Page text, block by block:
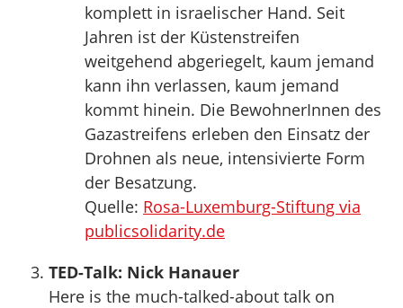
komplett in israelischer Hand. Seit
Jahren ist der Küstenstreifen
weitgehend abgeriegelt, kaum jemand
kann ihn verlassen, kaum jemand
kommt hinein. Die BewohnerInnen des
Gazastreifens erleben den Einsatz der
Drohnen als neue, intensivierte Form
der Besatzung.
Quelle: Rosa-Luxemburg-Stiftung via
publicsolidarity.de
TED-Talk: Nick Hanauer
Here is the much-talked-about talk on